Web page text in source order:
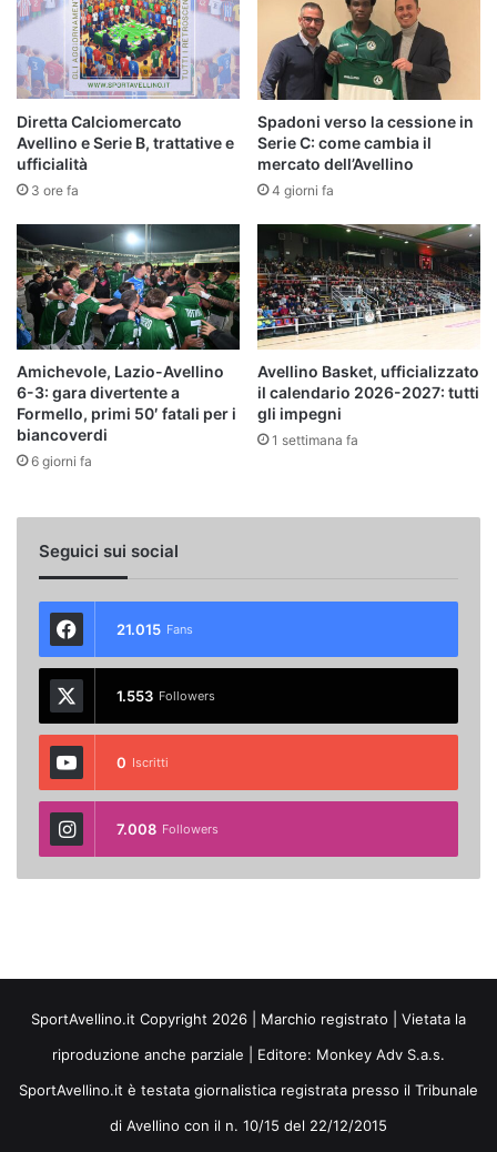
Diretta Calciomercato
Avellino e Serie B, trattative e
ufficialità
3 ore fa
Spadoni verso la cessione in
Serie C: come cambia il
mercato dell’Avellino
4 giorni fa
Amichevole, Lazio-Avellino
6-3: gara divertente a
Formello, primi 50′ fatali per i
biancoverdi
6 giorni fa
Avellino Basket, ufficializzato
il calendario 2026-2027: tutti
gli impegni
1 settimana fa
Seguici sui social
21.015 Fans
1.553 Followers
0 Iscritti
7.008 Followers
SportAvellino.it Copyright 2026 | Marchio registrato | Vietata la
riproduzione anche parziale | Editore: Monkey Adv S.a.s.
SportAvellino.it è testata giornalistica registrata presso il Tribunale
di Avellino con il n. 10/15 del 22/12/2015